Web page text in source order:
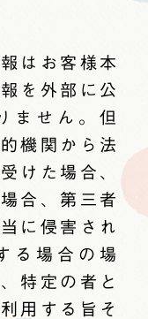
はお客様本
を外部に公
ません。但
機関から法
けた場合、
合、第三者
に侵害され
る場合の場
特定の者と
用する旨そ